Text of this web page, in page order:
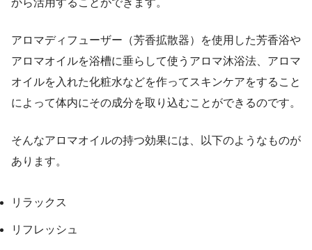
から活用することができます。
アロマディフューザー（芳香拡散器）を使用した芳香浴や
アロマオイルを浴槽に垂らして使うアロマ沐浴法、アロマ
オイルを入れた化粧水などを作ってスキンケアをすること
によって体内にその成分を取り込むことができるのです。
そんなアロマオイルの持つ効果には、以下のようなものが
あります。
リラックス
リフレッシュ